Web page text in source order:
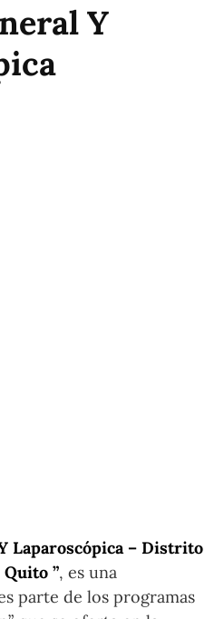
Y
Laparoscópica – Distrito
”, es una
parte de los programas